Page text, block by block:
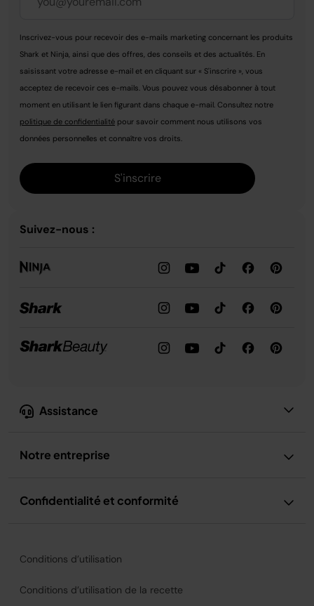
Assistance
Notre entreprise
Confidentialité et conformité
Inscrivez-vous pour recevoir des e-mails marketing concernant les produits
Shark et Ninja, ainsi que des offres, des conseils et des actualités. En
saisissant votre adresse e-mail et en cliquant sur « S'inscrire », vous
acceptez de recevoir ces e-mails. Vous pouvez vous désabonner à tout
moment en utilisant le lien figurant dans chaque e-mail. Consultez notre
politique de confidentialité pour savoir comment nous utilisons vos
données personnelles et connaître vos droits.
S'inscrire
Suivez-nous :
Conditions d’utilisation
Conditions d’utilisation de la recette